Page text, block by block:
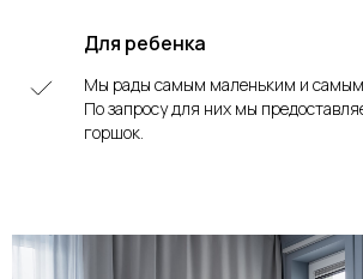
Для ребенка
Мы рады самым маленьким и
По запросу для них мы
горшок.